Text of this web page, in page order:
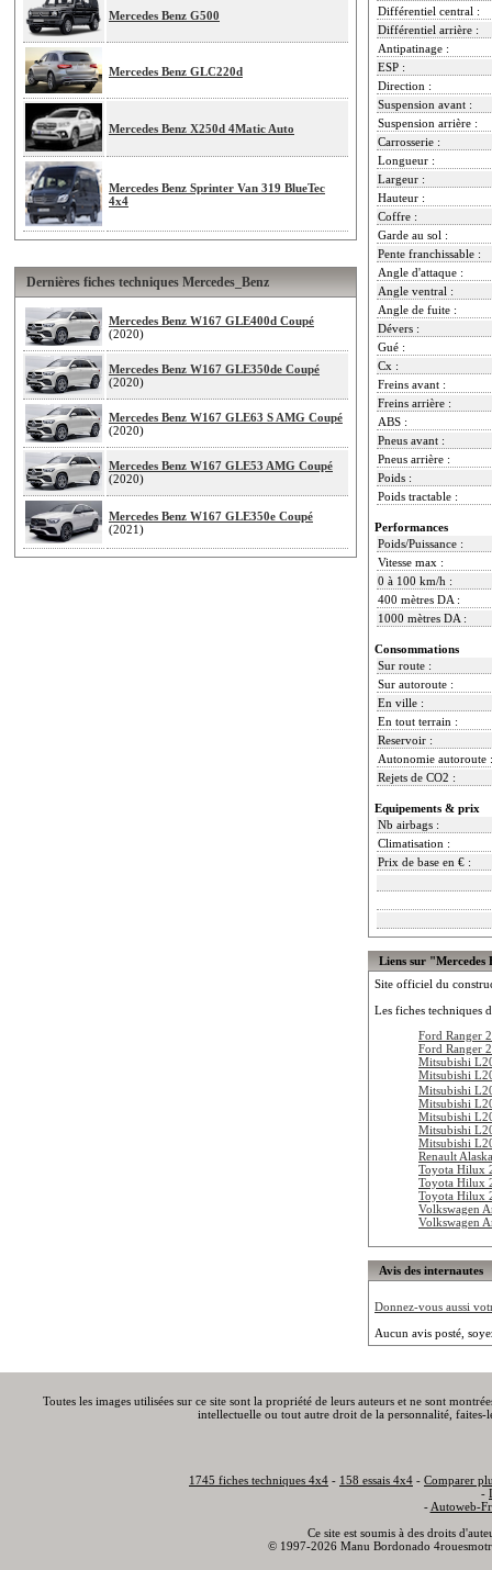
Mercedes Benz G500
Mercedes Benz GLC220d
Mercedes Benz X250d 4Matic Auto
Mercedes Benz Sprinter Van 319 BlueTec
4x4
Dernières fiches techniques Mercedes_Benz
Mercedes Benz W167 GLE400d Coupé
(2020)
Mercedes Benz W167 GLE350de Coupé
(2020)
Mercedes Benz W167 GLE63 S AMG Coupé
(2020)
Mercedes Benz W167 GLE53 AMG Coupé
(2020)
Mercedes Benz W167 GLE350e Coupé
(2021)
Différentiel central :
Différentiel arrière :
Antipatinage :
ESP :
Direction :
Suspension avant :
Suspension arrière :
Carrosserie :
Longueur :
Largeur :
Hauteur :
Coffre :
Garde au sol :
Pente franchissable :
Angle d'attaque :
Angle ventral :
Angle de fuite :
Dévers :
Gué :
Cx :
Freins avant :
Freins arrière :
ABS :
Pneus avant :
Pneus arrière :
Poids :
Poids tractable :
Performances
Poids/Puissance :
Vitesse max :
0 à 100 km/h :
400 mètres DA :
1000 mètres DA :
Consommations
Sur route :
Sur autoroute :
En ville :
En tout terrain :
Reservoir :
Autonomie autoroute :
Rejets de CO2 :
Equipements & prix
Nb airbags :
Climatisation :
Prix de base en € :
Liens sur "Mercedes
Site officiel du
Les fiches techniques
Ford Ranger
Ford Ranger
Mitsubishi
Mitsubishi
Mitsubishi
Mitsubishi
Mitsubishi
Mitsubishi
Mitsubishi
Renault
Toyota Hilux
Toyota Hilux
Toyota Hilux
Volkswagen
Volkswagen
Avis des internautes
Donnez-vous aussi
Aucun avis posté,
Toutes les images utilisées sur ce site sont la propriété de leurs auteurs et ne sont
intellectuelle ou tout autre droit de la personnalité,
1745 fiches techniques 4x4 - 158 essais 4x4 - Comparer
-
- Autoweb-
Ce site est soumis à des droits
© 1997-2026 Manu Bordonado